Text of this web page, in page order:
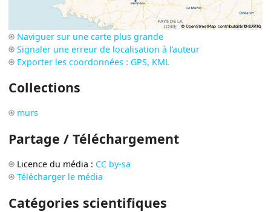
Naviguer sur une carte plus grande
Signaler une erreur de localisation à l’auteur
Exporter les coordonnées : GPS, KML
Collections
murs
Partage / Téléchargement
Licence du média : CC by-sa
Télécharger le média
Catégories scientifiques